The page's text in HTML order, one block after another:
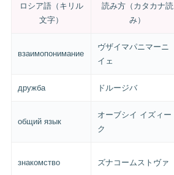
ロシア語（キリル
文字）
読み方（カタカナ読
み）
взаимопонимание
ヴザイマパニマーニ
イェ
дружба ドルージバ
общий язык
オーブシイ イズィー
ク
знакомство ズナコームストヴァ